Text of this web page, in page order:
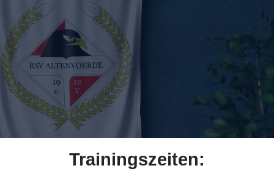
Trainingszeiten: